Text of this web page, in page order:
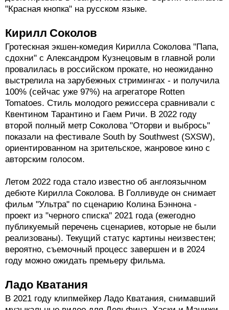
Австрии и Германии. Еще одна полнометражная
картина в девелопменте - Blue Flamingos по мотивам
рассказов Владимира Сорокина. По замыслу
режиссера, планируется антиутопия про "некую
страну" в Восточной Европе, где идет война и
умирают люди.
Съемки The Body Leaves Soul At Midnight и Blue
Flamingos запланированы на конец 2024 - начало 2025
годов. Впрочем, фильмами амбиции Бориса Гуца не
ограничены: этим летом режиссер планирует
дебютировать в театре, поставив в Сербии спектакль
"Красная кнопка" на русском языке.
Кирилл Соколов
Гротескная экшен-комедия Кирилла Соколова "Папа,
сдохни" с Александром Кузнецовым в главной роли
провалилась в российском прокате, но неожиданно
выстрелила на зарубежных стримингах - и получила
100% (сейчас уже 97%) на агрегаторе Rotten
Tomatoes. Стиль молодого режиссера сравнивали с
Квентином Тарантино и Гаем Ричи. В 2022 году
второй полный метр Соколова "Оторви и выбрось"
показали на фестивале South by Southwest (SXSW),
ориентированном на зрительское, жанровое кино с
авторским голосом.